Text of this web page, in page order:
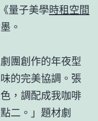
量子美學時租空間
。
團創作的年夜型
的完美協調。張
，調配成我咖啡
二。」題材劇